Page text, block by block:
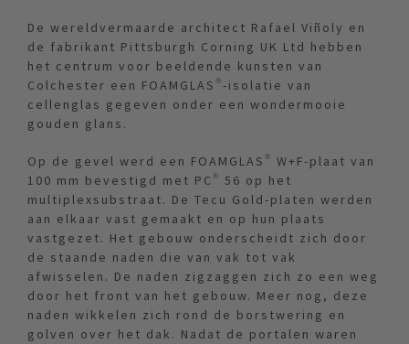
De wereldvermaarde architect Rafael Viñoly en
de fabrikant Pittsburgh Corning UK Ltd hebben
het centrum voor beeldende kunsten van
Colchester een FOAMGLAS®-isolatie van
cellenglas gegeven onder een wondermooie
gouden glans.
Op de gevel werd een FOAMGLAS® W+F-plaat van
100 mm bevestigd met PC® 56 op het
multiplexsubstraat. De Tecu Gold-platen werden
aan elkaar vast gemaakt en op hun plaats
vastgezet. Het gebouw onderscheidt zich door
de staande naden die van vak tot vak
afwisselen. De naden zigzaggen zich zo een weg
door het front van het gebouw. Meer nog, deze
naden wikkelen zich rond de borstwering en
golven over het dak. Nadat de portalen waren